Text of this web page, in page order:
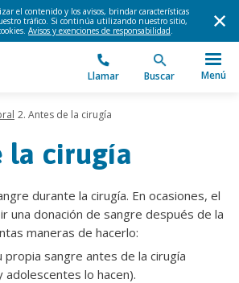
el contenido y los avisos, brindar características
tráfico. Si continúa utilizando nuestro sitio,
Avisos y exenciones de responsabilidad.
Llamar Buscar Menú
2. Antes de la cirugía
la cirugía
durante la cirugía. En ocasiones, el
una donación de sangre después de la
maneras de hacerlo:
propia sangre antes de la cirugía
adolescentes lo hacen).